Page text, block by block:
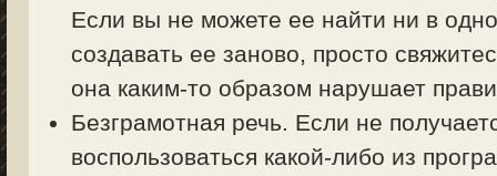
Если вы не можете ее найти ни в
создавать ее заново, просто
она каким-то образом нарушает
Безграмотная речь. Если не
воспользоваться какой-либо из